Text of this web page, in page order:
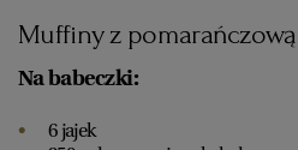
Muffiny z
Na babeczki:
6 jajek